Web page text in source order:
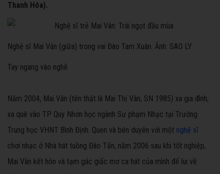
Thanh Hóa).
Nghệ sĩ Mai Vân (giữa) trong vai Đào Tam Xuân. Ảnh: SAO LY
Tay ngang vào nghề
Năm 2004, Mai Vân (tên thật là Mai Thị Vân, SN 1985) xa gia đình,
xa quê vào TP Quy Nhơn học ngành Sư phạm Nhạc tại Trường
Trung học VHNT Bình Định. Quen và bén duyên với một nghệ sĩ
chơi nhạc ở Nhà hát tuồng Đào Tấn, năm 2006 sau khi tốt nghiệp,
Mai Vân kết hôn và tạm gác giấc mơ ca hát của mình để lui về